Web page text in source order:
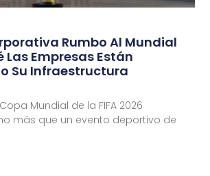
Rumbo Al Mundial
Las Empresas Están
Su Infraestructura
Mundial de la FIFA 2026
más que un evento deportivo de